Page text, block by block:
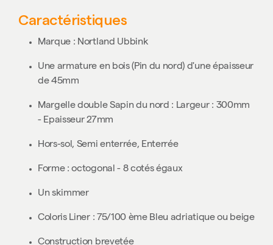
Caractéristiques
Marque : Nortland Ubbink
Une armature en bois (Pin du nord) d'une épaisseur
de 45mm
Margelle double Sapin du nord : Largeur : 300mm
- Epaisseur 27mm
Hors-sol, Semi enterrée, Enterrée
Forme : octogonal - 8 cotés égaux
Un skimmer
Coloris Liner : 75/100 ème Bleu adriatique ou beige
Construction brevetée